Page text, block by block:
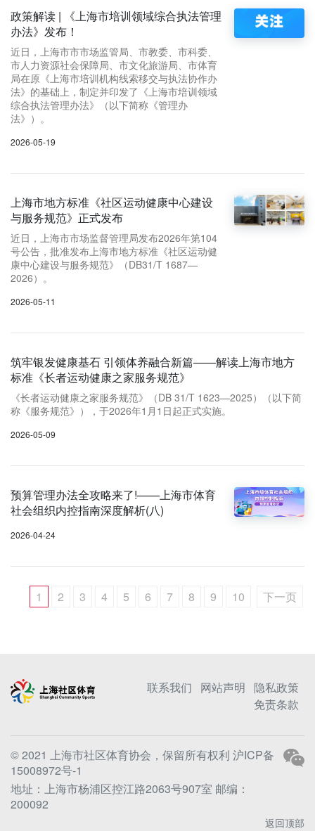
政策解读 | 《上海市培训领域综合执法管理
办法》发布！
近日，上海市市市场监管局、市教委、市科委、
市人力资源社会保障局、市文化旅游局、市体育
局在原《上海市培训机构线索移交与执法协作办
法》的基础上，制定并印发了《上海市培训领域
综合执法管理办法》（以下简称《管理办
法》）。
2026-05-19
上海市地方标准《社区运动健康中心建设
与服务规范》正式发布
近日，上海市市场监督管理局发布2026年第104
号公告，批准发布上海市地方标准《社区运动健
康中心建设与服务规范》（DB31/T 1687—
2026）。
2026-05-11
筑牢银发健康基石 引领体养融合新篇——解读上海市地方
标准《长者运动健康之家服务规范》
《长者运动健康之家服务规范》（DB 31/T 1623—2025）（以下简
称《服务规范》），于2026年1月1日起正式实施。
2026-05-09
预算管理办法全攻略来了!——上海市体育
社会组织内控指南深度解析(八)
2026-04-24
1 2 3 4 5 6 7 8 9 10 下一页
联系我们 网站声明
隐私政策
免责条款
© 2021 上海市社区体育协会，保留所有权利 沪ICP备
15008972号-1
地址：上海市杨浦区控江路2063号907室 邮编：
200092
返回顶部